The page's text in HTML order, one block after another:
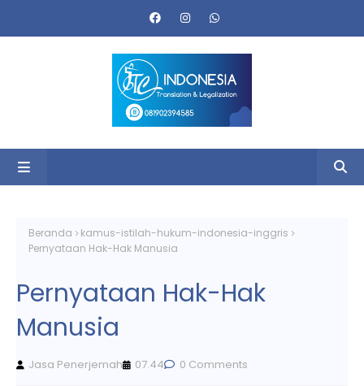
Beranda
kamus-istilah-hukum-indonesia-inggris
Pernyataan Hak-Hak Manusia
Pernyataan Hak-Hak
Manusia
Jasa Penerjemah 07.44 0 Comments